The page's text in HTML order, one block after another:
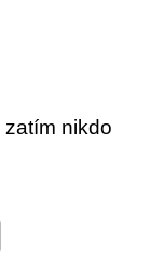
zatím nikdo